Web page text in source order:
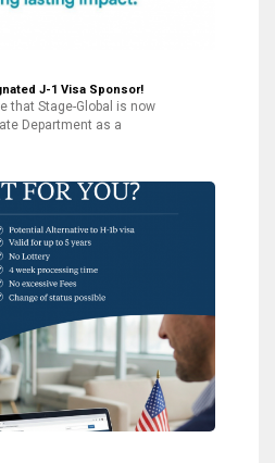
J-1 Visa Sponsor!
that Stage-Global is now
Department as a